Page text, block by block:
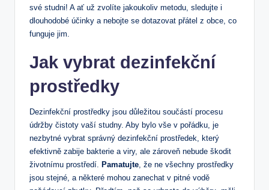
své studni! A ať už zvolíte jakoukoliv metodu, sledujte i
dlouhodobé účinky a nebojte se dotazovat přátel z obce, co
funguje jim.
Jak vybrat dezinfekční
prostředky
Dezinfekční prostředky jsou důležitou součástí procesu
údržby čistoty vaší studny. Aby bylo vše v pořádku, je
nezbytné vybrat správný dezinfekční prostředek, který
efektivně zabije bakterie a viry, ale zároveň nebude škodit
životnímu prostředí. Pamatujte, že ne všechny prostředky
jsou stejné, a některé mohou zanechat v pitné vodě